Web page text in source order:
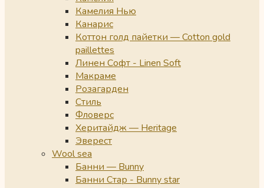
Камелия Нью
Канарис
Коттон голд пайетки — Cotton gold
paillettes
Линен Софт - Linen Soft
Макраме
Розагарден
Стиль
Фловерс
Херитайдж — Heritage
Эверест
Wool sea
Банни — Bunny
Банни Стар - Bunny star